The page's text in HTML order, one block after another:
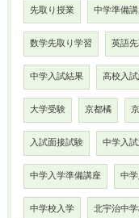
先取り授業 中学準備
数学先取り学習 英語
中学入試結果 高校入
大学受験 京都橘
入試面接試験 中学入
中学入学準備講座 中
中学校入学 北宇治中